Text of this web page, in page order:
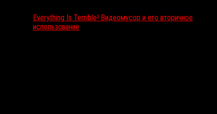
Everything Is Terrible! Видеомусор и его вторичное
использование